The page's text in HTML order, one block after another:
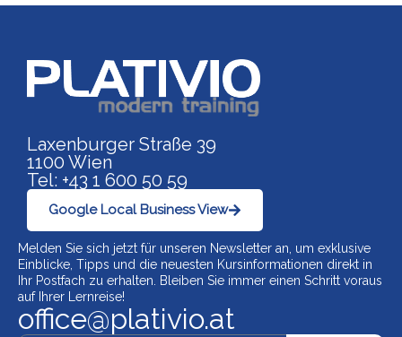
Link zu https://
Laxenburger Straße 39
1100 Wien
Tel: +43 1 600 50 59
Google Local Business View
Melden Sie sich jetzt für unseren Newsletter an, um exklusive
Einblicke, Tipps und die neuesten Kursinformationen direkt in
Ihr Postfach zu erhalten. Bleiben Sie immer einen Schritt voraus
auf Ihrer Lernreise!
office@plativio.at